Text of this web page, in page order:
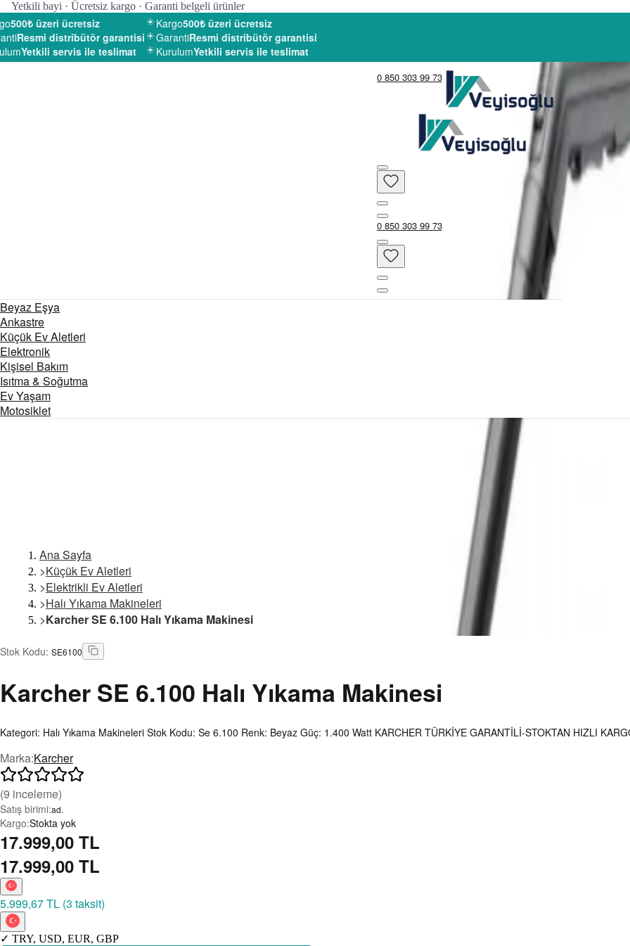
Yetkili bayi · Ücretsiz kargo · Garanti belgeli ürünler
500₺ üzeri ücretsiz
Resmi distribütör garantisi
Yetkili servis ile teslimat
Kargo500₺ üzeri ücretsiz
GarantiResmi distribütör garantisi
KurulumYetkili servis ile teslimat
0 850 303 99 73
0 850 303 99 73
Beyaz Eşya
Ankastre
Küçük Ev Aletleri
Elektronik
Kişisel Bakım
Isıtma & Soğutma
Ev Yaşam
Motosiklet
Ana Sayfa
>Küçük Ev Aletleri
>Elektrikli Ev Aletleri
>Halı Yıkama Makineleri
>Karcher SE 6.100 Halı Yıkama Makinesi
Stok Kodu: SE6100
Karcher SE 6.100 Halı Yıkama Makinesi
Kategori: Halı Yıkama Makineleri Stok Kodu: Se 6.100 Renk: Beyaz Güç: 1.400 Watt KARCHER TÜRKİYE GARANTİLİ-STOKTAN HIZLI
Marka:Karcher
(9 inceleme)
Satış birimi:ad.
Kargo:Stokta yok
17.999,00 TL
17.999,00 TL
5.999,67 TL (3 taksit)
✓ TRY, USD, EUR, GBP